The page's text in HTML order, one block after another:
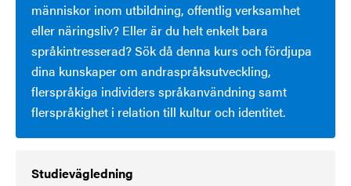
människor inom utbildning, offentlig verksamhet
eller näringsliv? Eller är du helt enkelt bara
språkintresserad? Sök då denna kurs och fördjupa
dina kunskaper om andraspråksutveckling,
flerspråkiga individers språkanvändning samt
flerspråkighet i relation till kultur och identitet.
Studievägledning